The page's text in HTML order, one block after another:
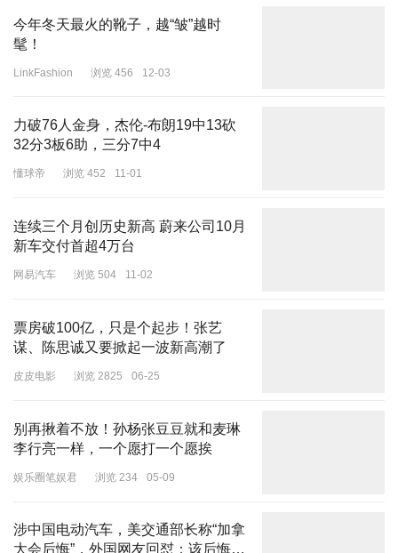
今年冬天最火的靴子，越“皱”越时
髦！
LinkFashion 浏览 456 12-03
力破76人金身，杰伦-布朗19中13砍
32分3板6助，三分7中4
懂球帝 浏览 452 11-01
连续三个月创历史新高 蔚来公司10月
新车交付首超4万台
网易汽车 浏览 504 11-02
票房破100亿，只是个起步！张艺
谋、陈思诚又要掀起一波新高潮了
皮皮电影 浏览 2825 06-25
别再揪着不放！孙杨张豆豆就和麦琳
李行亮一样，一个愿打一个愿挨
娱乐圈笔娱君 浏览 234 05-09
涉中国电动汽车，美交通部长称“加拿
大会后悔”，外国网友回怼：该后悔的